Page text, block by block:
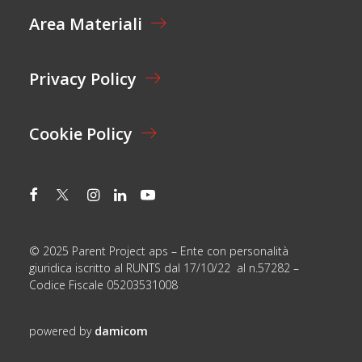
N
*
*
Area Materiali
Privacy Policy
Cookie Policy
© 2025 Parent Project aps – Ente con personalità
giuridica iscritto al RUNTS dal 17/10/22 al n.57282 –
Codice Fiscale 05203531008
powered by damicom